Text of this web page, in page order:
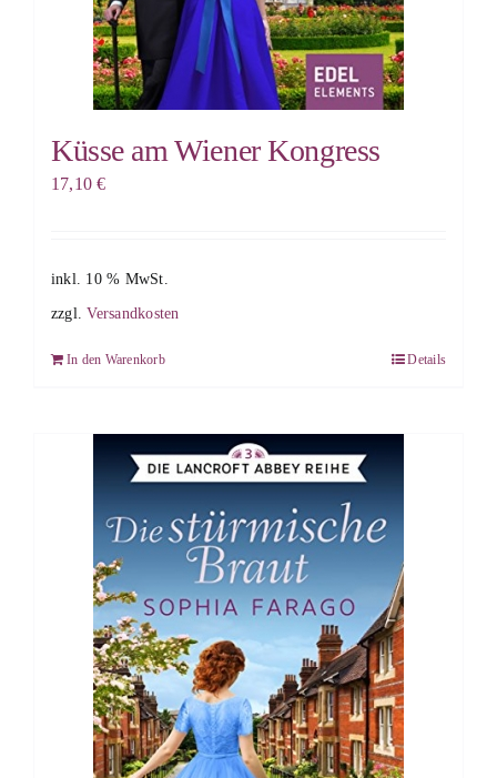
Küsse am Wiener Kongress
17,10€
inkl. 10 % MwSt.
zzgl.Versandkosten
In den Warenkorb Details